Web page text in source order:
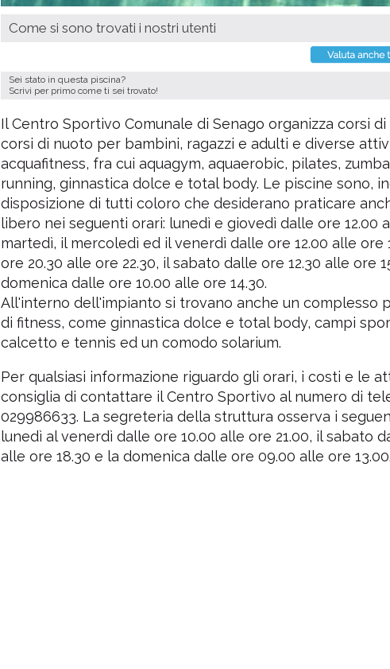
Come si sono trovati i nostri utenti
Sei stato in questa piscina?
Scrivi per primo come ti sei trovato!
Il Centro Sportivo Comunale di Senago organizza corsi
corsi di nuoto per bambini, ragazzi e adulti e diverse
acquafitness, fra cui aquagym, aquaerobic, pilates,
running, ginnastica dolce e total body. Le piscine sono,
disposizione di tutti coloro che desiderano praticare
libero nei seguenti orari: lunedì e giovedì dalle ore 12.00
martedì, il mercoledì ed il venerdì dalle ore 12.00 alle ore
ore 20.30 alle ore 22.30, il sabato dalle ore 12.30 alle ore
domenica dalle ore 10.00 alle ore 14.30.
All'interno dell'impianto si trovano anche un complesso
di fitness, come ginnastica dolce e total body, campi
calcetto e tennis ed un comodo solarium.
Per qualsiasi informazione riguardo gli orari, i costi e le
consiglia di contattare il Centro Sportivo al numero di
029986633. La segreteria della struttura osserva i
lunedì al venerdì dalle ore 10.00 alle ore 21.00, il sabato
alle ore 18.30 e la domenica dalle ore 09.00 alle ore 13.00.